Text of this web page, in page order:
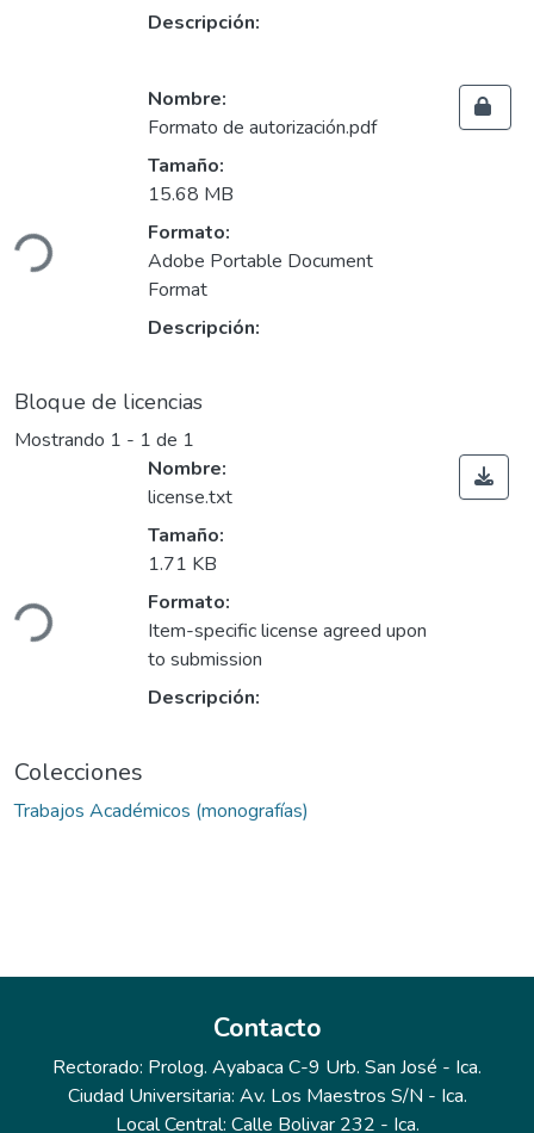
Descripción:
Cargando...
Nombre:
Formato de autorización.pdf
Tamaño:
15.68 MB
Formato:
Adobe Portable Document
Format
Descripción:
Bloque de licencias
Mostrando 1 - 1 de 1
Cargando...
Nombre:
license.txt
Tamaño:
1.71 KB
Formato:
Item-specific license agreed upon
to submission
Descripción:
Colecciones
Trabajos Académicos (monografías)
Contacto
Rectorado: Prolog. Ayabaca C-9 Urb. San José - Ica.
Ciudad Universitaria: Av. Los Maestros S/N - Ica.
Local Central: Calle Bolivar 232 - Ica.